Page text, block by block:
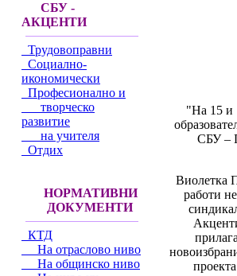
СБУ -
АКЦЕНТИ
Трудовоправни
Социално-
икономически
Професионално и
творческо
развитие
на учителя
Отдих
НОРМАТИВНИ
ДОКУМЕНТИ
КТД
На отраслово ниво
На общинско ниво
"На 15 и
СБУ –
Виолетка
работи